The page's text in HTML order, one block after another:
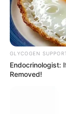
GLYCOGEN
Endocrinologist:
Removed!